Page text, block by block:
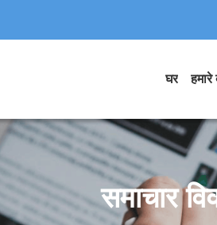
घर हमारे
समाचार